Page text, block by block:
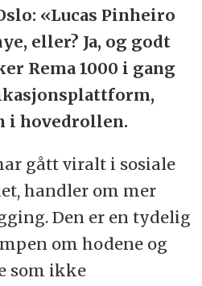
«Lucas Pinheiro
eller? Ja, og godt
Rema 1000 i gang
i hovedrollen.
gått viralt i sosiale
handler om mer
Den er en tydelig
om hodene og
som ikke